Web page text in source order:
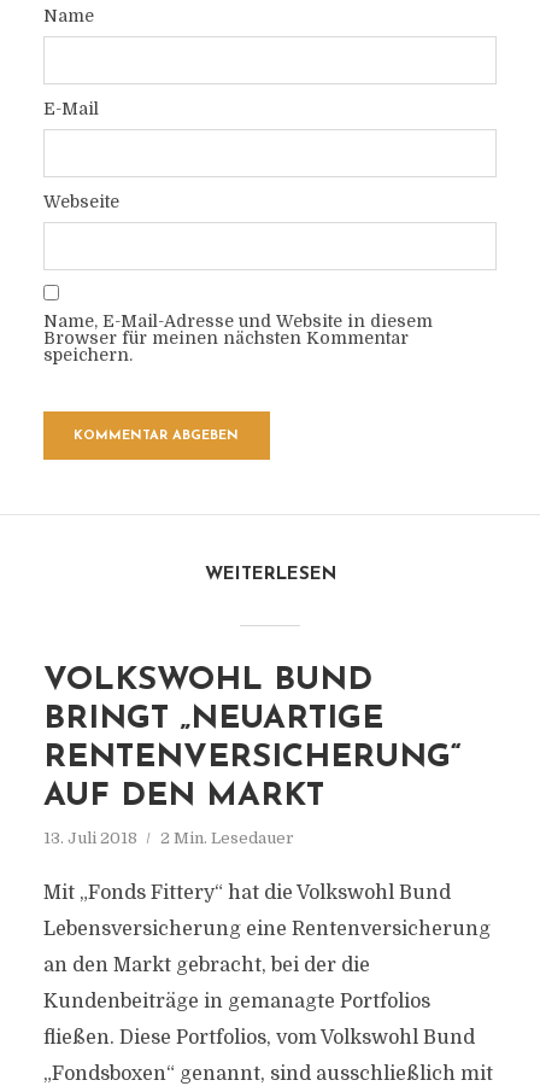
Name
E-Mail
Webseite
Name, E-Mail-Adresse und Website in diesem
Browser für meinen nächsten Kommentar
speichern.
WEITERLESEN
VOLKSWOHL BUND
BRINGT „NEUARTIGE
RENTENVERSICHERUNG“
AUF DEN MARKT
13. Juli 2018 2 Min. Lesedauer
Mit „Fonds Fittery“ hat die Volkswohl Bund
Lebensversicherung eine Rentenversicherung
an den Markt gebracht, bei der die
Kundenbeiträge in gemanagte Portfolios
fließen. Diese Portfolios, vom Volkswohl Bund
„Fondsboxen“ genannt, sind ausschließlich mit